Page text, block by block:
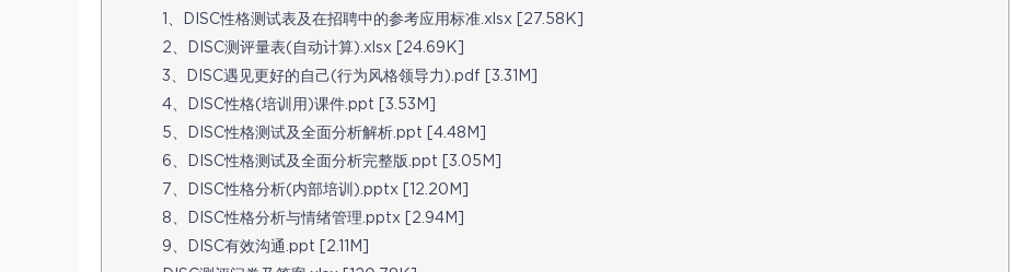
1、DISC性格测试表及在招聘中的参考应用标准.xlsx [27.58K]
2、DISC测评量表(自动计算).xlsx [24.69K]
3、DISC遇见更好的自己(行为风格领导力).pdf [3.31M]
4、DISC性格(培训用)课件.ppt [3.53M]
5、DISC性格测试及全面分析解析.ppt [4.48M]
6、DISC性格测试及全面分析完整版.ppt [3.05M]
7、DISC性格分析(内部培训).pptx [12.20M]
8、DISC性格分析与情绪管理.pptx [2.94M]
9、DISC有效沟通.ppt [2.11M]